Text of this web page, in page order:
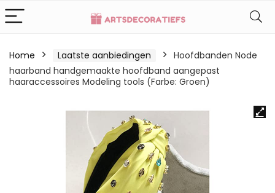
Home Laatste aanbiedingen
Hoofdbanden Node
haarband handgemaakte hoofdband aangepast
haaraccessoires Modeling tools (Farbe: Groen)